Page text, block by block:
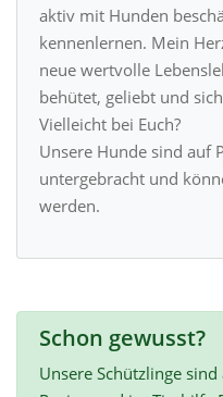
aktiv mit Hunden
kennenlernen. Mein
neue wertvolle
behütet, geliebt und
Vielleicht bei Euch?
Unsere Hunde sind auf
untergebracht und
werden.
Schon gewusst?
Unsere Schützlinge